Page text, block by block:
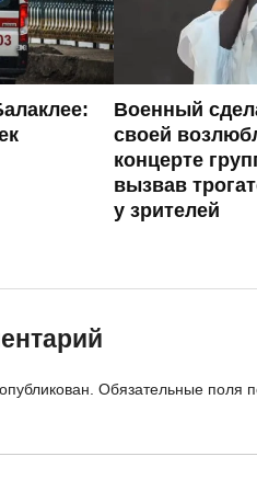
Военный
своей
концерте
вызвав
у зрителей
Обязательные поля